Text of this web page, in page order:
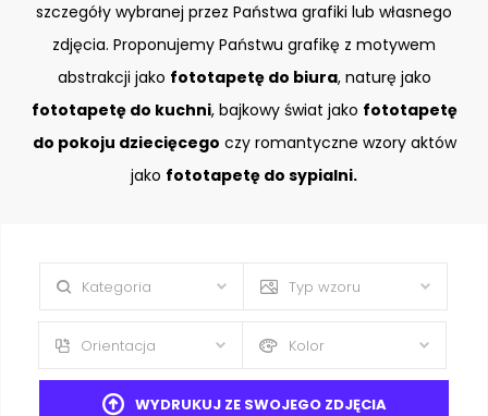
szczegóły wybranej przez Państwa grafiki lub własnego
zdjęcia. Proponujemy Państwu grafikę z motywem
abstrakcji jako fototapetę do biura, naturę jako
fototapetę do kuchni, bajkowy świat jako fototapetę
do pokoju dziecięcego czy romantyczne wzory aktów
jako fototapetę do sypialni.
Kategoria Typ wzoru
Orientacja Kolor
WYDRUKUJ ZE SWOJEGO ZDJĘCIA